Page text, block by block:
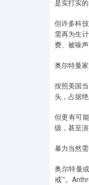
是实打实的
但许多科
需再为生
费、被噪
奥尔特曼
按照美国
头，占据
但更有可
级，甚至
暴力当然
奥尔特曼
戒’”。